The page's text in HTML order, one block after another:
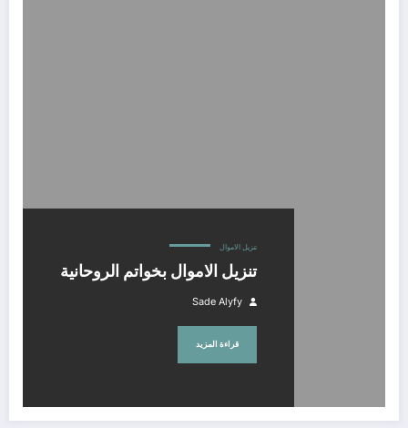
تنزيل الاموال
تنزيل الاموال بخواتم الروحانية
Sade Alyfy
قراءة المزيد